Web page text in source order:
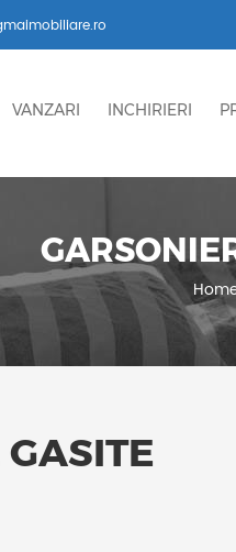
VANZARI INCHIRIERI